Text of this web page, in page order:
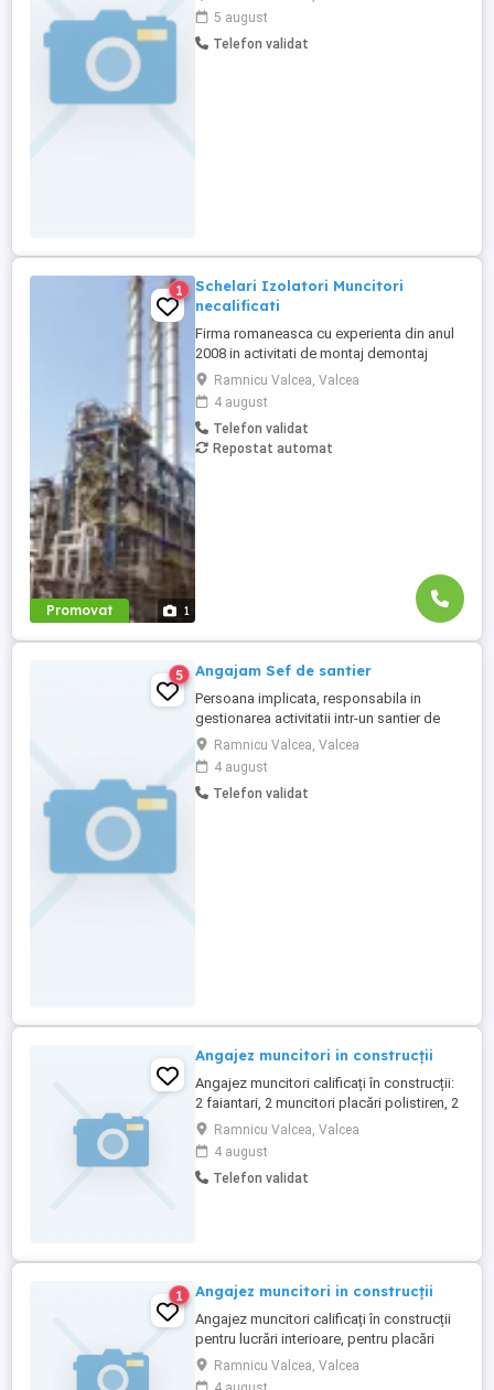
motivant.Experienta este obligatorie.
5 august
Telefon validat
Promovat 1
1
Schelari Izolatori Muncitori
necalificati
Firma romaneasca cu experienta din anul
2008 in activitati de montaj demontaj
schele industriale si izolatii industriale in
rafinarii, combinate petrochimice, otelarii
ofera locuri de munca in Belgia si Olanda
pentru: - schelari muncitori
necalificatipentru activitatea de montaj
Ramnicu Valcea, Valcea
4 august
Telefon validat
Repostat automat
5 Angajam Sef de santier
Persoana implicata, responsabila in
gestionarea activitatii intr-un santier de
constructii. Disponibilitate de deplasare
relocare in zona locatiei santierului.
Activitatea se desfasoara in zonele de
Sud, Sud-Vest, Sud-Est ale tarii. Abilitati
Ramnicu Valcea, Valcea
4 august
Telefon validat
Angajez muncitori in construcții
Angajez muncitori calificați în construcții:
2 faiantari, 2 muncitori placări polistiren, 2
zidari, 1 muncitor necalificat, 2 muncitori
tencuieli mecanizate.
Ramnicu Valcea, Valcea
4 august
Telefon validat
1 Angajez muncitori in construcții
Angajez muncitori calificați în construcții
pentru lucrări interioare, pentru placări
polistiren, 1 faianțar și 1 muncitor
necalificat.
Ramnicu Valcea, Valcea